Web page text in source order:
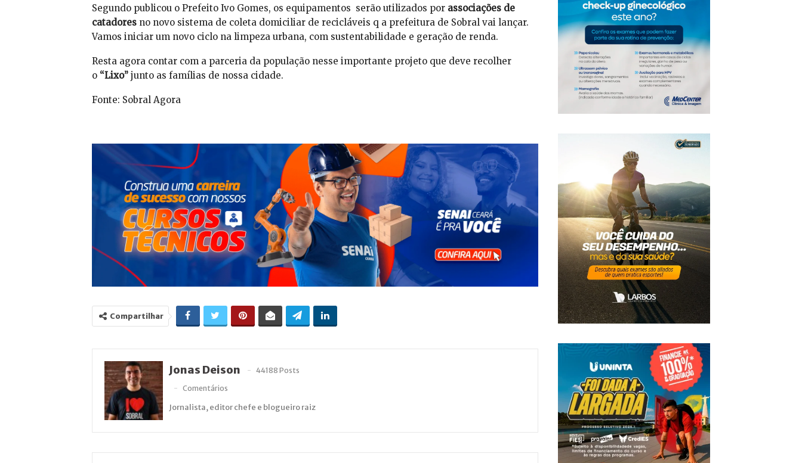
Segundo publicou o Prefeito Ivo Gomes, os equipamentos serão utilizados por associações de
catadoresno novo sistema de coleta domiciliar de recicláveis q a prefeitura de Sobral vai lançar.
Vamos iniciar um novo ciclo na limpeza urbana, com sustentabilidade e geração de renda.
Resta agora contar com a parceria da população nesse importante projeto que deve recolher
o “Lixo”junto as famílias de nossa cidade.
Fonte: Sobral Agora
Compartilhar
Jonas Deison
44188 Posts
Comentários
Jornalista, editor chefe e blogueiro raiz